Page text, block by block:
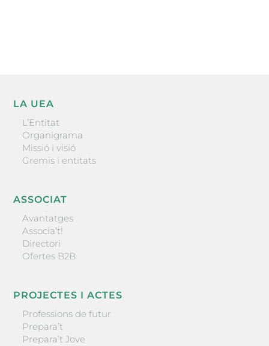
LA UEA
L’Entitat
Organigrama
Missió i visió
Gremis i entitats
ASSOCIAT
Avantatges
Associa’t!
Directori
Ofertes B2B
PROJECTES I ACTES
Professions de futur
Prepara’t
Prepara’t Jove